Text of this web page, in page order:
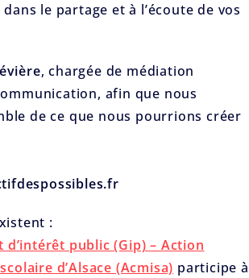
le partage et à l’écoute de vos
, chargée de médiation
afin que nous
de ce que nous pourrions créer
:
d’intérêt public (Gip) – Action
d’Alsace (Acmisa) participe à